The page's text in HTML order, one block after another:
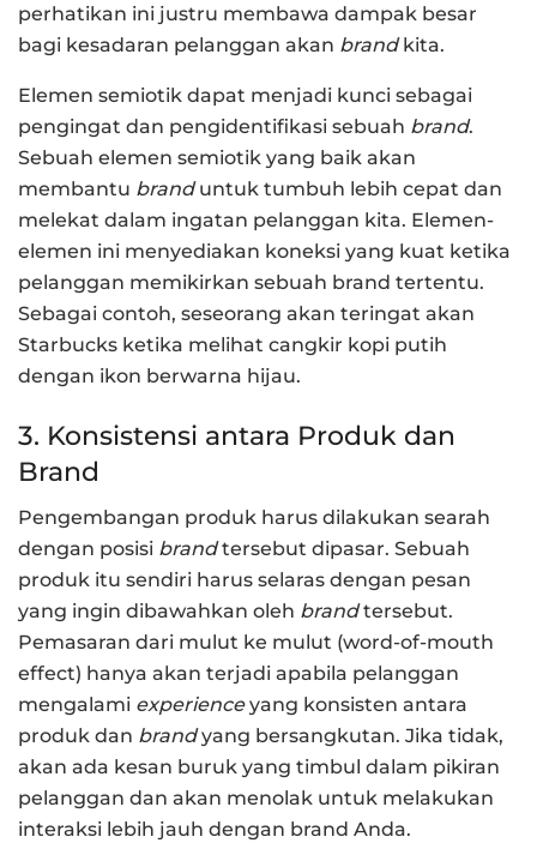
perhatikan ini justru membawa dampak besar
bagi kesadaran pelanggan akan brandkita.
Elemen semiotik dapat menjadi kunci sebagai
pengingat dan pengidentifikasi sebuah brand.
Sebuah elemen semiotik yang baik akan
membantu branduntuk tumbuh lebih cepat dan
melekat dalam ingatan pelanggan kita. Elemen-
elemen ini menyediakan koneksi yang kuat ketika
pelanggan memikirkan sebuah brand tertentu.
Sebagai contoh, seseorang akan teringat akan
Starbucks ketika melihat cangkir kopi putih
dengan ikon berwarna hijau.
3. Konsistensi antara Produk dan
Brand
Pengembangan produk harus dilakukan searah
dengan posisi brandtersebut dipasar. Sebuah
produk itu sendiri harus selaras dengan pesan
yang ingin dibawahkan oleh brandtersebut.
Pemasaran dari mulut ke mulut (word-of-mouth
effect) hanya akan terjadi apabila pelanggan
mengalami experienceyang konsisten antara
produk dan brandyang bersangkutan. Jika tidak,
akan ada kesan buruk yang timbul dalam pikiran
pelanggan dan akan menolak untuk melakukan
interaksi lebih jauh dengan brand Anda.